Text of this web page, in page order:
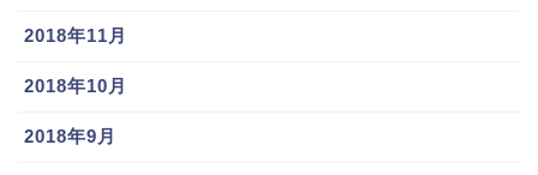
2018年11月
2018年10月
2018年9月